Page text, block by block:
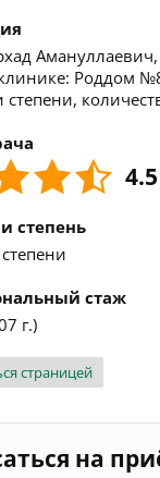
Амануллаевич,
клинике: Роддом
степени,
4.5
степень
стаж
г.)
страницей
на